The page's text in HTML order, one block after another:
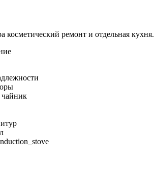
косметический ремонт и отдельная кухня.
чайник